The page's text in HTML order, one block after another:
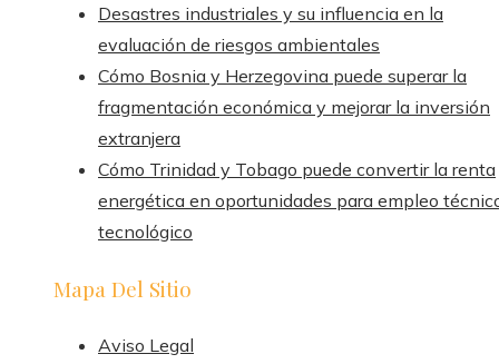
Desastres industriales y su influencia en la
evaluación de riesgos ambientales
Cómo Bosnia y Herzegovina puede superar la
fragmentación económica y mejorar la inversión
extranjera
Cómo Trinidad y Tobago puede convertir la renta
energética en oportunidades para empleo
tecnológico
Mapa Del Sitio
Aviso Legal